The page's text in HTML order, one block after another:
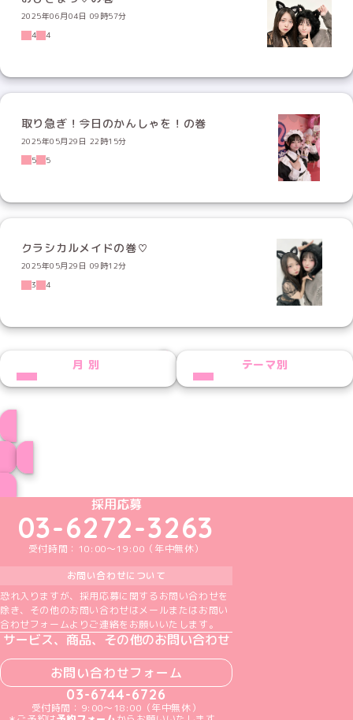
2025年06月04日 09時57分
4
4
取り急ぎ！今日のかんしゃを！の巻
2025年05月29日 22時15分
5
5
クラシカルメイドの巻♡
2025年05月29日 09時12分
3
4
NEXT
月別 テーマ別
めいどりーみんTikTok公式アカウント
めいどりーみんX公式アカウント
めいどりーみんInstagram公式アカウント
めいどりーみんFacebook公式アカウン
めいどりーみんYouTube公式アカ
採用応募
03-6272-3263
受付時間：10:00～19:00（年中無休）
お問い合わせについて
恐れ入りますが、採用応募に関するお問い合わせを
除き、その他のお問い合わせはメールまたはお問い
合わせフォームよりご連絡をお願いいたします。
サービス、商品、その他のお問い合わせ
お問い合わせフォーム
03-6744-6726
受付時間：9:00～18:00（年中無休）